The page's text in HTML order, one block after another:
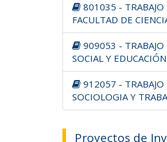
801035 - TRABAJO
FACULTAD DE
909053 - TRABAJO
SOCIAL Y
912057 - TRABAJO
SOCIOLOGIA Y
Proyectos de